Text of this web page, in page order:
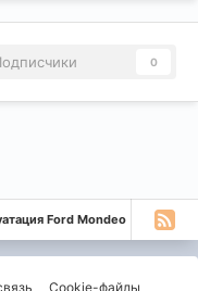
0
Ford Mondeo
Cookie-файлы